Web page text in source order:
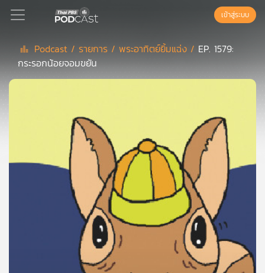
Podcast
แนะนำ
เข้าสู่ระบบ
Podcast / รายการ /พระอาทิตย์ยิ้มแฉ่ง / EP. 1579:
กระรอกน้อยจอมขยัน